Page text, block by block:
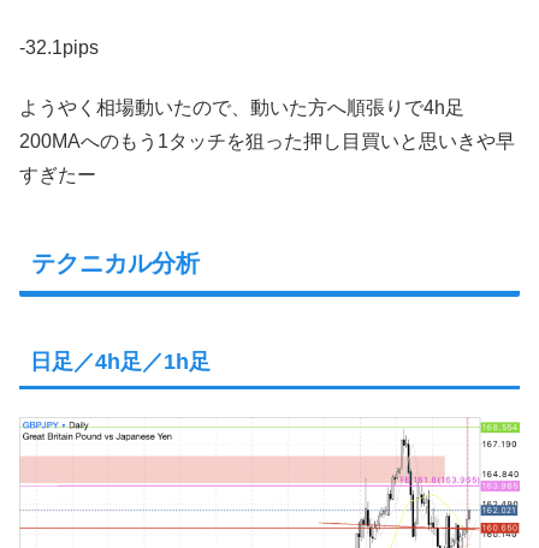
-32.1pips
ようやく相場動いたので、動いた方へ順張りで4h足
200MAへのもう1タッチを狙った押し目買いと思いきや早
すぎたー
テクニカル分析
日足／4h足／1h足